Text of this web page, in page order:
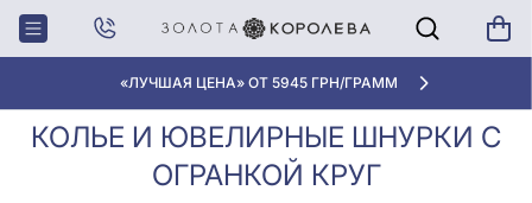
«ЛУЧШАЯ ЦЕНА» ОТ 5945 ГРН/ГРАММ
Главная
Колье,
Ювелирные
шнурки
Колье и ювелирные шнурки с
КОЛЬЕ И ЮВЕЛИРНЫЕ ШНУРКИ С
ОГРАНКОЙ КРУГ